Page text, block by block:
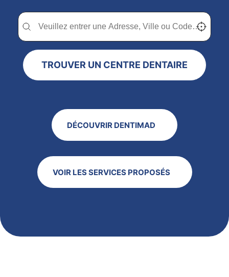
Trouver un centre dentaire Dentimad près de
Trouver un centre dentaire Dentimad près de chez vous Localisez-
TROUVER UN CENTRE DENTAIRE
DÉCOUVRIR DENTIMAD
VOIR LES SERVICES PROPOSÉS